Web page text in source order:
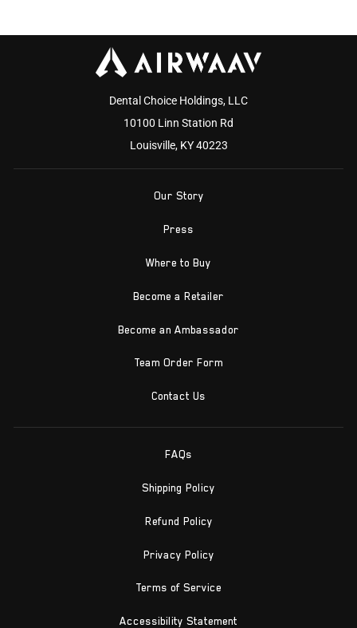
Dental Choice Holdings, LLC
10100 Linn Station Rd
Louisville, KY 40223
Our Story
Press
Where to Buy
Become a Retailer
Become an Ambassador
Team Order Form
Contact Us
FAQs
Shipping Policy
Refund Policy
Privacy Policy
Terms of Service
Accessibility Statement